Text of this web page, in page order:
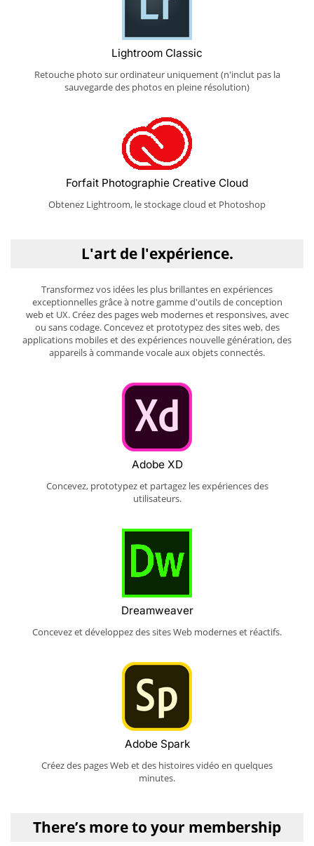
Lightroom Classic
Retouche photo sur ordinateur uniquement (n'inclut pas la
sauvegarde des photos en pleine résolution)
Forfait Photographie Creative Cloud
Obtenez Lightroom, le stockage cloud et Photoshop
L'art de l'expérience.
Transformez vos idées les plus brillantes en expériences
exceptionnelles grâce à notre gamme d'outils de conception
web et UX. Créez des pages web modernes et responsives, avec
ou sans codage. Concevez et prototypez des sites web, des
applications mobiles et des expériences nouvelle génération, des
appareils à commande vocale aux objets connectés.
Adobe XD
Concevez, prototypez et partagez les expériences des
utilisateurs.
Dreamweaver
Concevez et développez des sites Web modernes et réactifs.
Adobe Spark
Créez des pages Web et des histoires vidéo en quelques
minutes.
There’s more to your membership